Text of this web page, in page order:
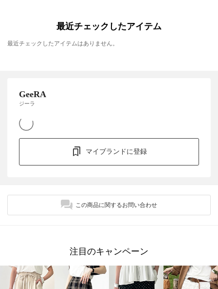
最近チェックしたアイテム
最近チェックしたアイテムはありません。
GeeRA
ジーラ
マイブランドに登録
この商品に関するお問い合わせ
注目のキャンペーン